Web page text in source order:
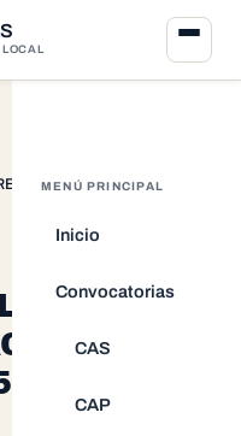
MENÚ PRINCIPAL
Inicio
Convocatorias
CAS
CAP
Nº 003-2023-
Nº